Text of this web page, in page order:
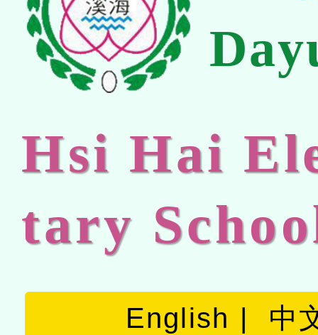
Hsi Hai
tary
English 中